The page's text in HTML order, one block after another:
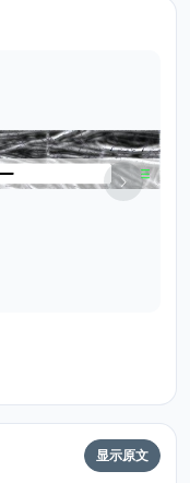
显示原文